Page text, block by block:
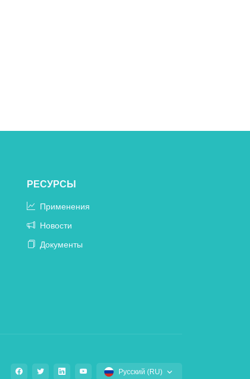
РЕСУРСЫ
Применения
Новости
Документы
Русский (RU)